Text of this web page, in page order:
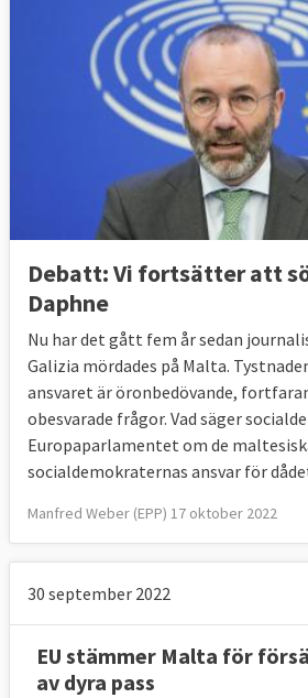
Debatt: Vi fortsätter att
Daphne
Nu har det gått fem år sedan
Galizia mördades på Malta.
ansvaret är öronbedövande,
obesvarade frågor. Vad säger
Europaparlamentet om de
socialdemokraternas ansvar för
Manfred Weber (EPP) 17 oktober 2022
30 september 2022
EU stämmer Malta för
av dyra pass